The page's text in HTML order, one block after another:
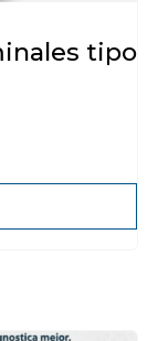
tipo